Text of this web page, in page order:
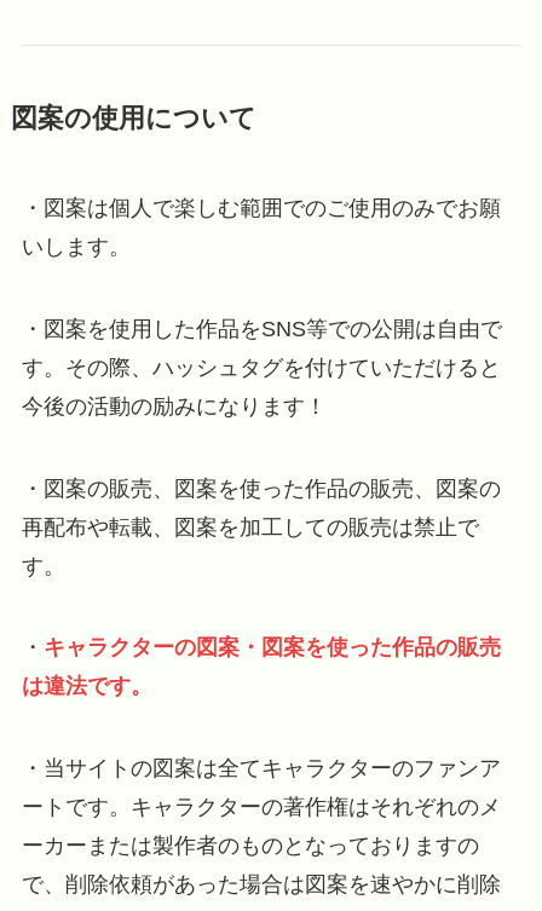
図案の使用について
・図案は個人で楽しむ範囲でのご使用のみでお願
いします。
・図案を使用した作品をSNS等での公開は自由で
す。その際、ハッシュタグを付けていただけると
今後の活動の励みになります！
・図案の販売、図案を使った作品の販売、図案の
再配布や転載、図案を加工しての販売は禁止で
す。
・ キャラクターの図案・図案を使った作品の販売
は違法です。
・当サイトの図案は全てキャラクターのファンア
ートです。キャラクターの著作権はそれぞれのメ
ーカーまたは製作者のものとなっておりますの
で、削除依頼があった場合は図案を速やかに削除